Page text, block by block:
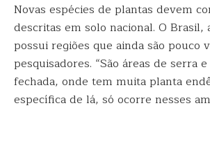
Novas espécies de plantas devem
descritas em solo nacional. O Brasil,
possui regiões que ainda são pouco
pesquisadores. “São áreas de serra
fechada, onde tem muita planta
específica de lá, só ocorre nesses